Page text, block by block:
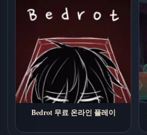
Bedrot 무료 온라인 플레이